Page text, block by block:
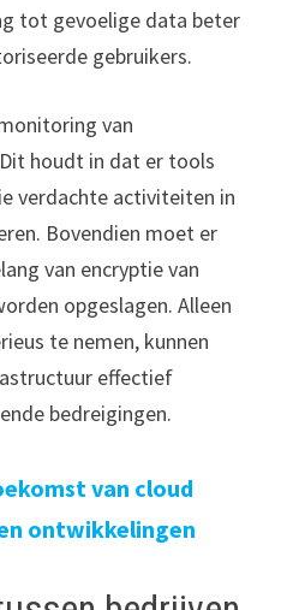
tot gevoelige data beter
gebruikers.
van
houdt in dat er tools
verdachte activiteiten in
Bovendien moet er
van encryptie van
opgeslagen. Alleen
te nemen, kunnen
effectief
bedreigingen.
van cloud
ontwikkelingen